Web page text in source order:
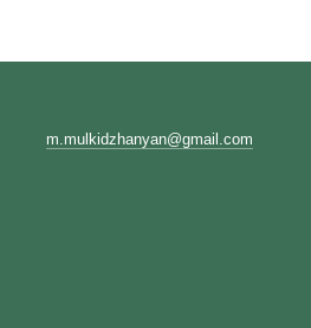
m.mulkidzhanyan@gmail.com